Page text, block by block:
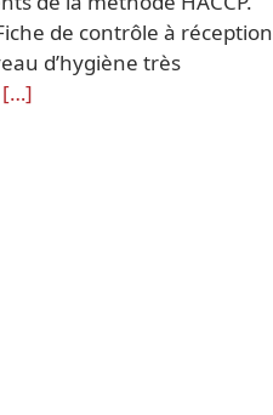
de contrôle à réception
d’hygiène très
[…]